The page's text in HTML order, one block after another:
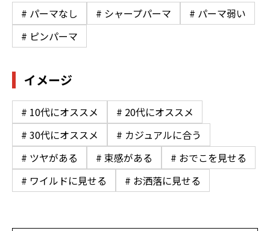
# パーマなし # シャープパーマ
# パーマ弱い
# ピンパーマ
イメージ
# 10代にオススメ
# 20代にオススメ
# 30代にオススメ
# カジュアルに合う
# ツヤがある
# 束感がある
# おでこを見せる
# ワイルドに見せる
# お洒落に見せる